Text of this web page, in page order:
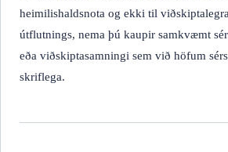
heimilishalds­nota og ekki til
útflutnings, nema þú kaupir samkvæmt
eða viðskiptasamningi sem við höfum
skriflega.